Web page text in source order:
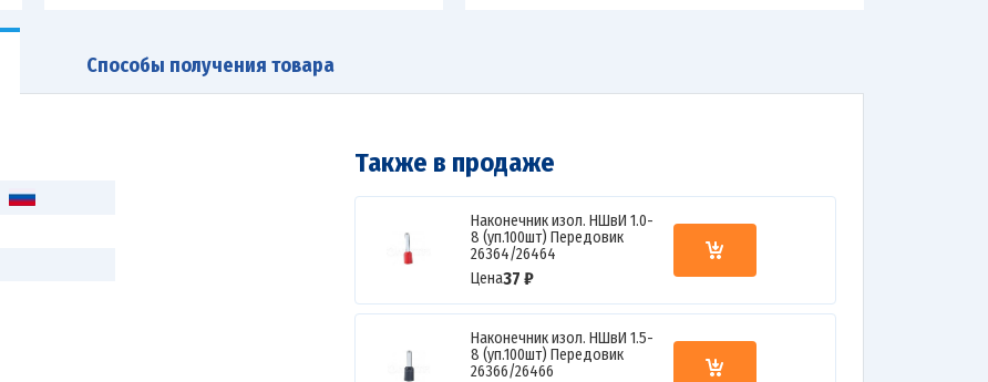
Способы получения товара
Также в продаже
Наконечник изол. НШвИ 1.0-
8 (уп.100шт) Передовик
26364/26464
Цена37 ₽
Наконечник изол. НШвИ 1.5-
8 (уп.100шт) Передовик
26366/26466